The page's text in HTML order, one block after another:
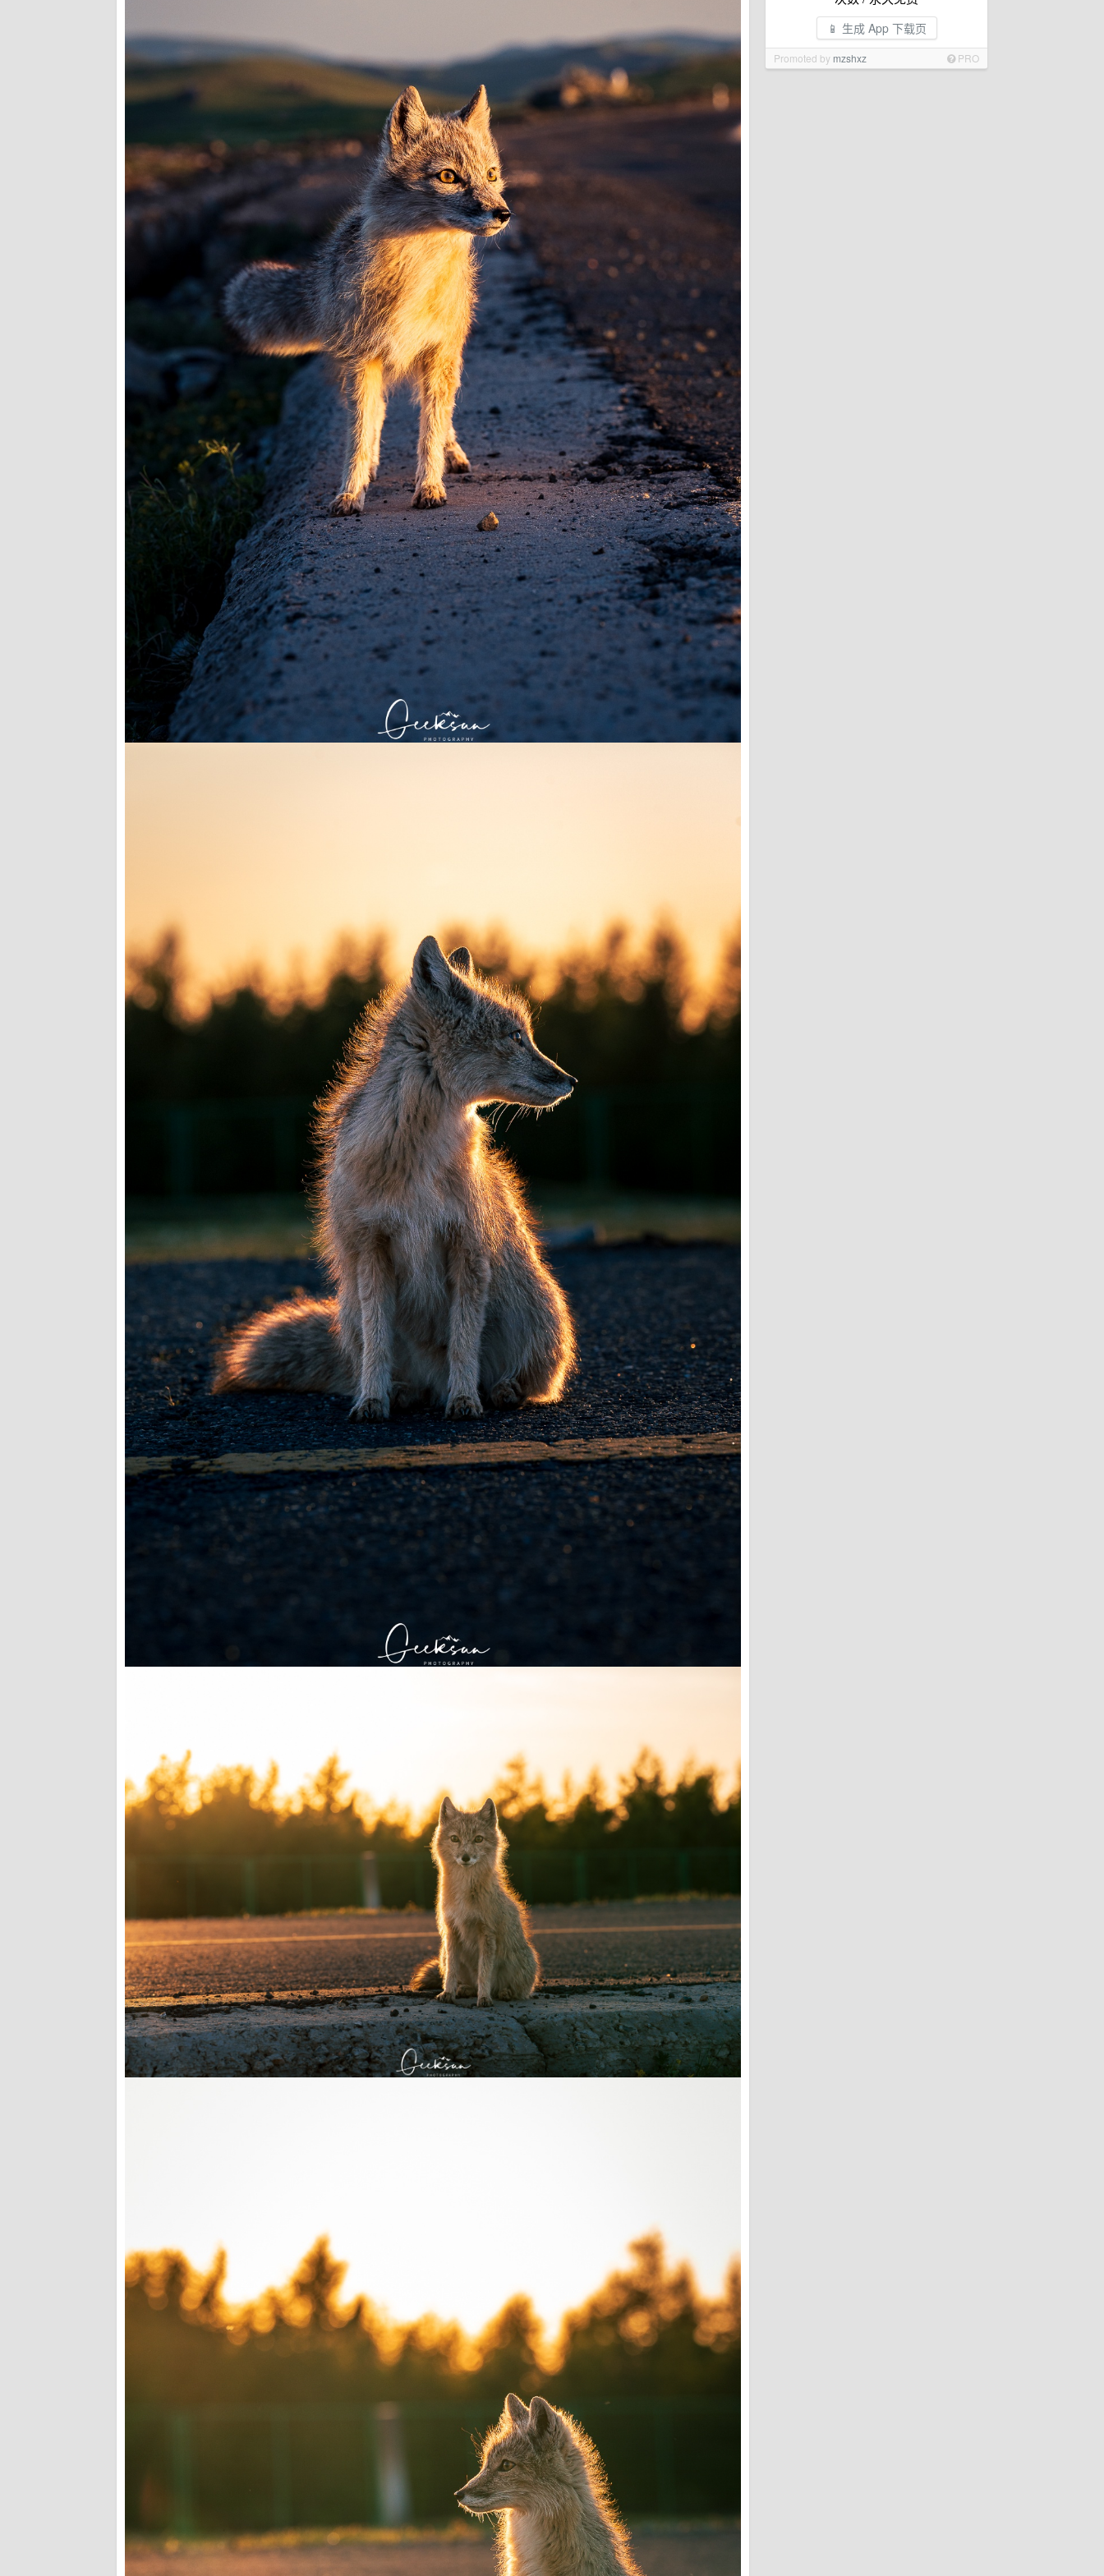
📱 生成 App 下载页
Promoted by mzshxz PRO